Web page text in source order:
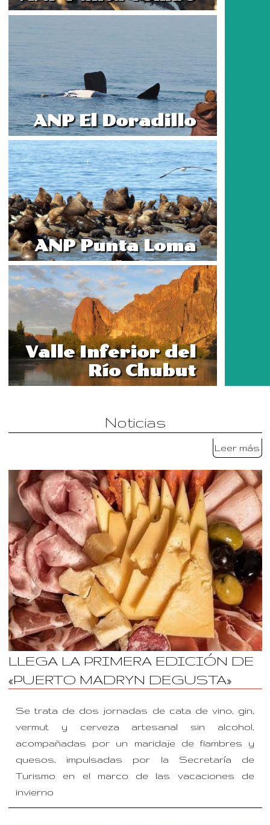
ANP El Doradillo
ANP Punta Loma
Valle Inferior del
Río Chubut
Noticias
Leer más
LLEGA LA PRIMERA EDICIÓN DE
«PUERTO MADRYN DEGUSTA»
Se trata de dos jornadas de cata de vino, gin,
vermut y cerveza artesanal sin alcohol,
acompañadas por un maridaje de fiambres y
quesos, impulsadas por la Secretaría de
Turismo en el marco de las vacaciones de
invierno